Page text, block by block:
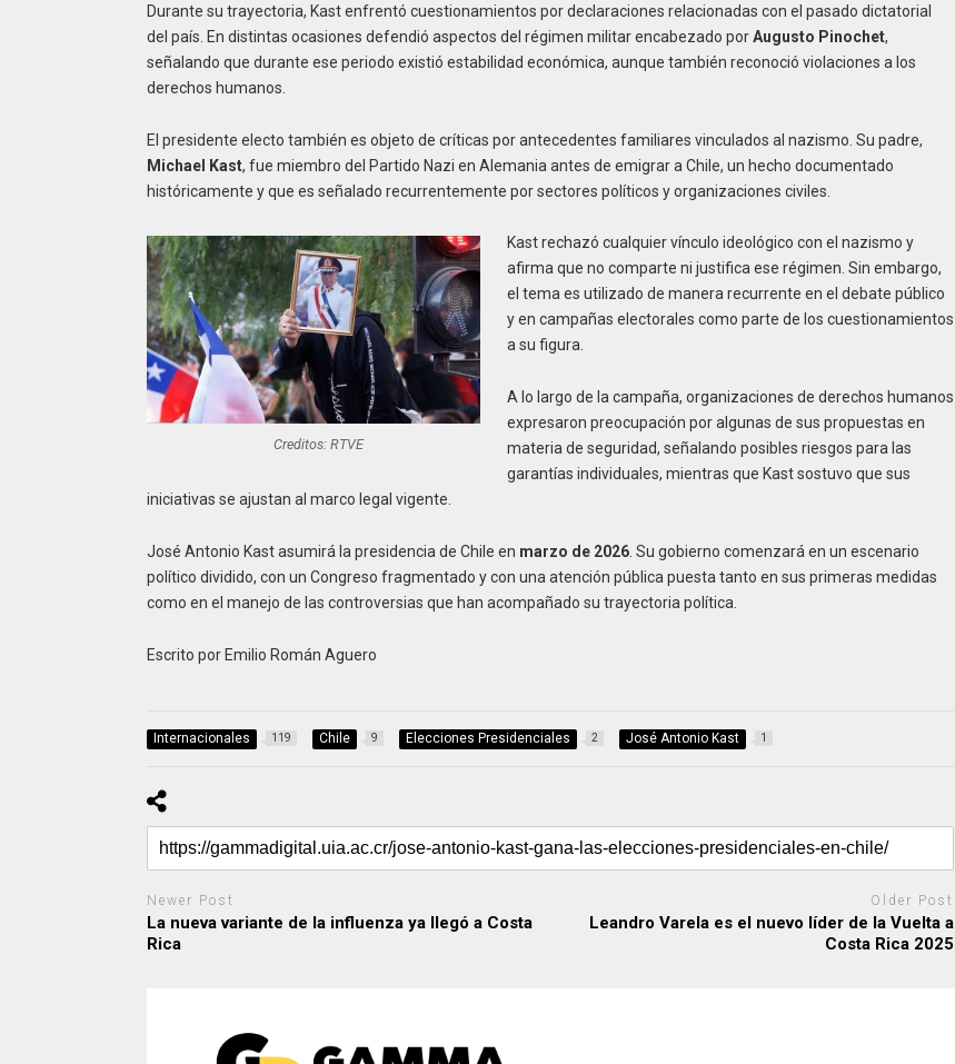
Durante su trayectoria, Kast enfrentó cuestionamientos por declaraciones relacionadas con el pasado dictatorial
del país. En distintas ocasiones defendió aspectos del régimen militar encabezado porAugusto Pinochet,
señalando que durante ese periodo existió estabilidad económica, aunque también reconoció violaciones a los
derechos humanos.
El presidente electo también es objeto de críticas por antecedentes familiares vinculados al nazismo. Su padre,
Michael Kast, fue miembro del Partido Nazi en Alemania antes de emigrar a Chile, un hecho documentado
históricamente y que es señalado recurrentemente por sectores políticos y organizaciones civiles.
Creditos: RTVE
Kast rechazó cualquier vínculo ideológico con el nazismo y
afirma que no comparte ni justifica ese régimen. Sin embargo,
el tema es utilizado de manera recurrente en el debate público
y en campañas electorales como parte de los cuestionamientos
a su figura.
A lo largo de la campaña, organizaciones de derechos humanos
expresaron preocupación por algunas de sus propuestas en
materia de seguridad, señalando posibles riesgos para las
garantías individuales, mientras que Kast sostuvo que sus
iniciativas se ajustan al marco legal vigente.
José Antonio Kast asumirá la presidencia de Chile en marzo de 2026. Su gobierno comenzará en un escenario
político dividido, con un Congreso fragmentado y con una atención pública puesta tanto en sus primeras medidas
como en el manejo de las controversias que han acompañado su trayectoria política.
Escrito por Emilio Román Aguero
Internacionales 119 Chile 9 Elecciones Presidenciales 2 José Antonio Kast 1
Newer Post
La nueva variante de la influenza ya llegó a Costa
Rica
Older Post
Leandro Varela es el nuevo líder de la Vuelta a
Costa Rica 2025